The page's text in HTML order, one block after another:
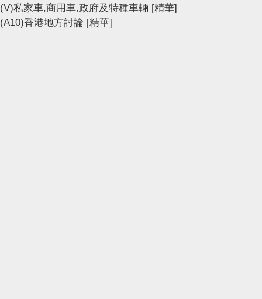
(V)私家車,商用車,政府及特種車輛 [精華]
(A10)香港地方討論 [精華]